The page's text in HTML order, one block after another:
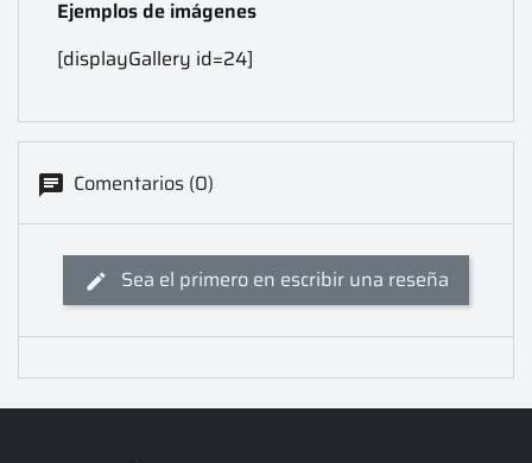
Ejemplos de imágenes
[displayGallery id=24]
Comentarios (0)
Sea el primero en escribir una reseña